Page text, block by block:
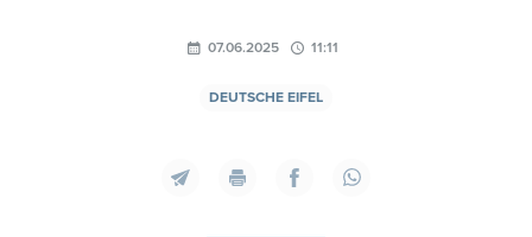
07.06.2025 11:11
DEUTSCHE EIFEL